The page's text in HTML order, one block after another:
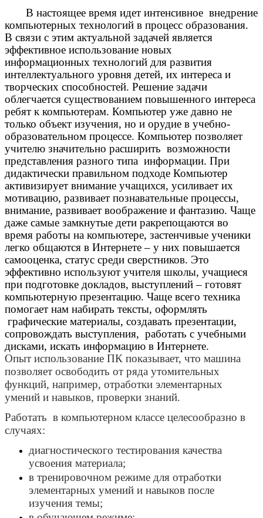
В настоящее время идет интенсивное внедрение
компьютерных технологий в процесс образования.
В связи с этим актуальной задачей является
эффективное использование новых
информационных технологий для развития
интеллектуального уровня детей, их интереса и
творческих способностей. Решение задачи
облегчается существованием повышенного интереса
ребят к компьютерам. Компьютер уже давно не
только объект изучения, но и орудие в учебно-
образовательном процессе. Компьютер позволяет
учителю значительно расширить возможности
представления разного типа информации. При
дидактически правильном подходе Компьютер
активизирует внимание учащихся, усиливает их
мотивацию, развивает познавательные процессы,
внимание, развивает воображение и фантазию. Чаще
даже самые замкнутые дети ракрепощаются во
время работы на компьютере, застенчивые ученики
легко общаются в Интернете – у них повышается
самооценка, статус среди сверстников. Это
эффективно используют учителя школы, учащиеся
при подготовке докладов, выступлений – готовят
компьютерную презентацию. Чаще всего техника
помогает нам набирать тексты, оформлять
графические материалы, создавать презентации,
сопровождать выступления, работать с учебными
дисками, искать информацию в Интернете.
Опыт использование ПК показывает, что машина
позволяет освободить от ряда утомительных
функций, например, отработки элементарных
умений и навыков, проверки знаний.
Работать в компьютерном классе целесообразно в
случаях:
диагностического тестирования качества
усвоения материала;
в тренировочном режиме для отработки
элементарных умений и навыков после
изучения темы;